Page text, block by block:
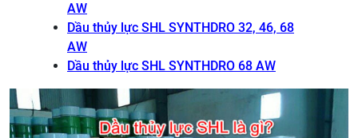
AW
Dầu thủy lực SHL SYNTHDRO 32, 46, 68
AW
Dầu thủy lực SHL SYNTHDRO 68 AW